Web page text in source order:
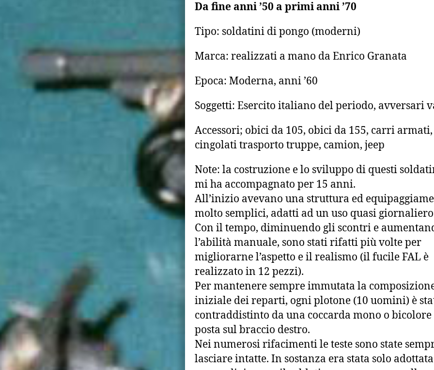
Da fine anni ’50 a primi anni ’70
Tipo: soldatini di pongo (moderni)
Marca: realizzati a mano da Enrico Granata
Epoca: Moderna, anni ’60
Soggetti: Esercito italiano del periodo, avversari
Accessori; obici da 105, obici da 155, carri armati,
cingolati trasporto truppe, camion, jeep
Note: la costruzione e lo sviluppo di questi
mi ha accompagnato per 15 anni.
All’inizio avevano una struttura ed
molto semplici, adatti ad un uso quasi
Con il tempo, diminuendo gli scontri e
l’abilità manuale, sono stati rifatti più volte per
migliorarne l’aspetto e il realismo (il fucile FAL è
realizzato in 12 pezzi).
Per mantenere sempre immutata la
iniziale dei reparti, ogni plotone (10 uomini) è
contraddistinto da una coccarda mono o bicolore
posta sul braccio destro.
Nei numerosi rifacimenti le teste sono state
lasciare intatte. In sostanza era stata solo